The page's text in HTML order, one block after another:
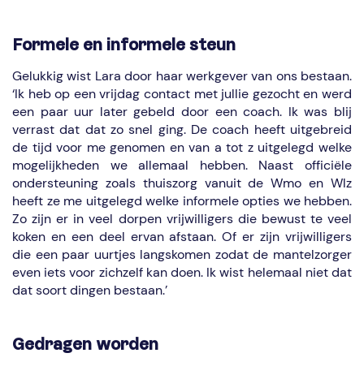
Formele en informele steun
Gelukkig wist Lara door haar werkgever van ons bestaan.
‘Ik heb op een vrijdag contact met jullie gezocht en werd
een paar uur later gebeld door een coach. Ik was blij
verrast dat dat zo snel ging. De coach heeft uitgebreid
de tijd voor me genomen en van a tot z uitgelegd welke
mogelijkheden we allemaal hebben. Naast officiële
ondersteuning zoals thuiszorg vanuit de Wmo en Wlz
heeft ze me uitgelegd welke informele opties we hebben.
Zo zijn er in veel dorpen vrijwilligers die bewust te veel
koken en een deel ervan afstaan. Of er zijn vrijwilligers
die een paar uurtjes langskomen zodat de mantelzorger
even iets voor zichzelf kan doen. Ik wist helemaal niet dat
dat soort dingen bestaan.’
Gedragen worden